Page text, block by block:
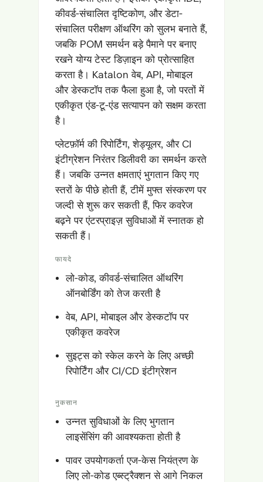
कीवर्ड-संचालित दृष्टिकोण, और डेटा-
संचालित परीक्षण ऑथरिंग को सुलभ बनाते हैं,
जबकि POM समर्थन बड़े पैमाने पर बनाए
रखने योग्य टेस्ट डिज़ाइन को प्रोत्साहित
करता है। Katalon वेब, API, मोबाइल
और डेस्कटॉप तक फैला हुआ है, जो परतों में
एकीकृत एंड-टू-एंड सत्यापन को सक्षम करता
है।
प्लेटफ़ॉर्म की रिपोर्टिंग, शेड्यूलर, और CI
इंटीग्रेशन निरंतर डिलीवरी का समर्थन करते
हैं। जबकि उन्नत क्षमताएं भुगतान किए गए
स्तरों के पीछे होती हैं, टीमें मुफ्त संस्करण पर
जल्दी से शुरू कर सकती हैं, फिर कवरेज
बढ़ने पर एंटरप्राइज़ सुविधाओं में स्नातक हो
सकती हैं।
फायदे
लो-कोड, कीवर्ड-संचालित ऑथरिंग
ऑनबोर्डिंग को तेज करती है
वेब, API, मोबाइल और डेस्कटॉप पर
एकीकृत कवरेज
सुइट्स को स्केल करने के लिए अच्छी
रिपोर्टिंग और CI/CD इंटीग्रेशन
नुकसान
उन्नत सुविधाओं के लिए भुगतान
लाइसेंसिंग की आवश्यकता होती है
पावर उपयोगकर्ता एज-केस नियंत्रण के
लिए लो-कोड एब्स्ट्रैक्शन से आगे निकल